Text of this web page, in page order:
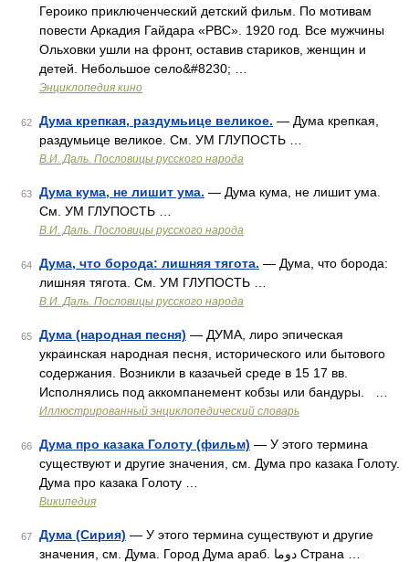
Героико приключенческий детский фильм. По мотивам
повести Аркадия Гайдара «РВС». 1920 год. Все мужчины
Ольховки ушли на фронт, оставив стариков, женщин и
детей. Небольшое село&#8230; …
Энциклопедия кино
62 Дума крепкая, раздумьице великое. — Дума крепкая,
раздумьице великое. См. УМ ГЛУПОСТЬ …
В.И. Даль. Пословицы русского народа
63 Дума кума, не лишит ума. — Дума кума, не лишит ума.
См. УМ ГЛУПОСТЬ …
В.И. Даль. Пословицы русского народа
64 Дума, что борода: лишняя тягота. — Дума, что борода:
лишняя тягота. См. УМ ГЛУПОСТЬ …
В.И. Даль. Пословицы русского народа
65 Дума (народная песня) — ДУМА, лиро эпическая
украинская народная песня, исторического или бытового
содержания. Возникли в казачьей среде в 15 17 вв.
Исполнялись под аккомпанемент кобзы или бандуры. …
Иллюстрированный энциклопедический словарь
66 Дума про казака Голоту (фильм) — У этого термина
существуют и другие значения, см. Дума про казака Голоту.
Дума про казака Голоту …
Википедия
67 Дума (Сирия) — У этого термина существуют и другие
значения, см. Дума. Город Дума араб. دوما‎‎ Страна …